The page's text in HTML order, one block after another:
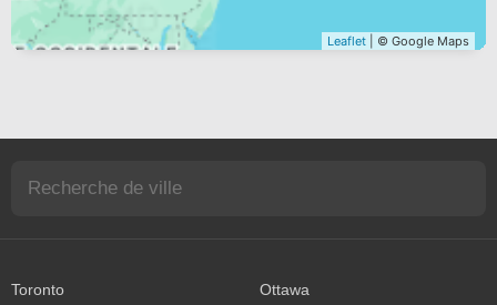
Leaflet | © Google Maps
Toronto
Ottawa